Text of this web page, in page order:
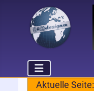
Aktuelle Seite: